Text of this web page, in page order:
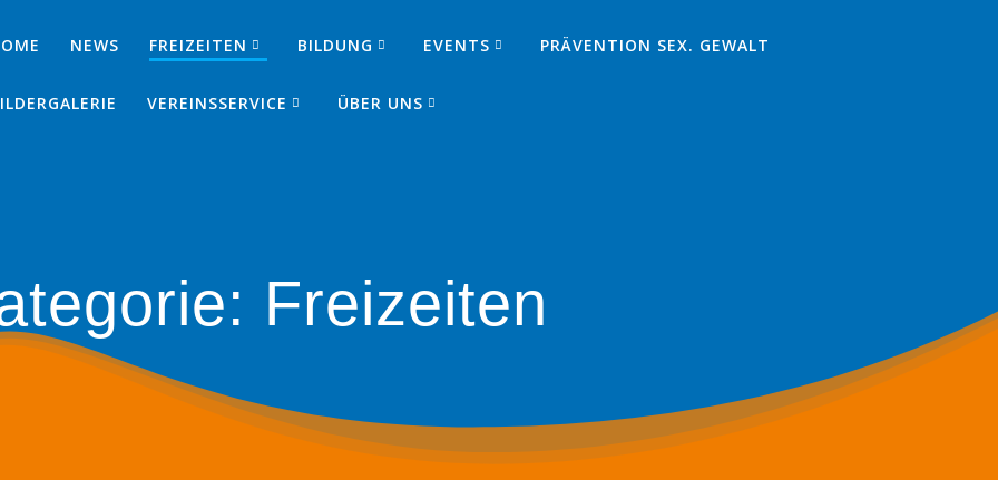
NEWS FREIZEITEN BILDUNG EVENTS PRÄVENTION SEX. GEWALT
VEREINSSERVICE ÜBER UNS
Freizeiten